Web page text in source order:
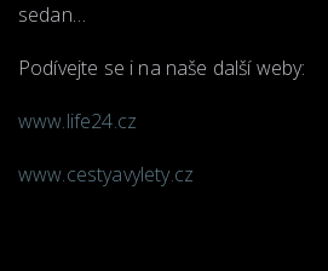
sedan…
Podívejte se i na naše další weby:
www.life24.cz
www.cestyavylety.cz